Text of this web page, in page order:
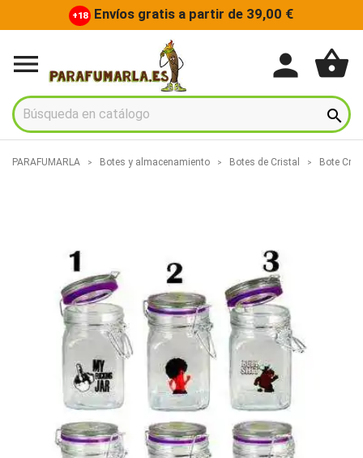
+18 Envíos gratis a partir de 39,00 €
 person shopping_basket

PARAFUMARLA Botes y almacenamiento Botes de Cristal Bote